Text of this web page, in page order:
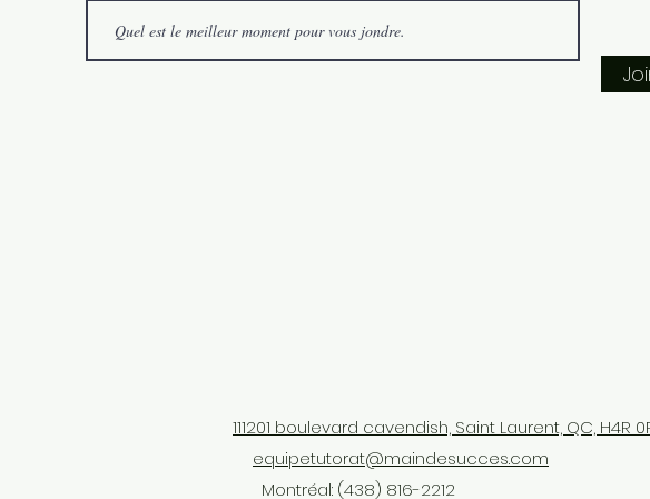
111201 boulevard cavendish, Saint Laurent, QC, H4R
equipetutorat@maindesucces.com
Montréal: (438) 816-2212